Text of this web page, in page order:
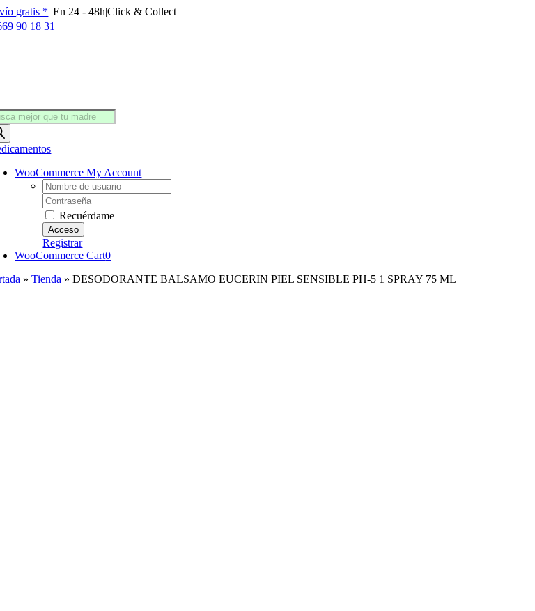
Saltar
al
gratis * |En 24 - 48h|Click & Collect
90 18 31
WooCommerce My Account
Username:
Password:
Recuérdame
Registrar
WooCommerce Cart0
»Tienda »DESODORANTE BALSAMO EUCERIN PIEL SENSIBLE PH-5 1 SPRAY 75 ML